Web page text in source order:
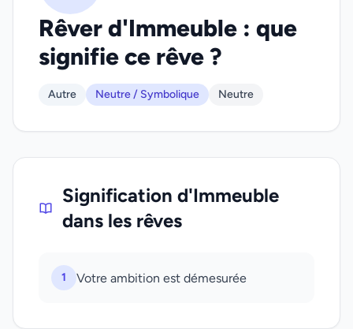
Rêver d'Immeuble : que
signifie ce rêve ?
Autre Neutre / Symbolique Neutre
Signification d'Immeuble
dans les rêves
1 Votre ambition est démesurée